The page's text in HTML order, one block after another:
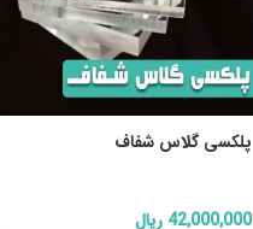
پلکسی گلاس شفاف
42,000,000 ریال